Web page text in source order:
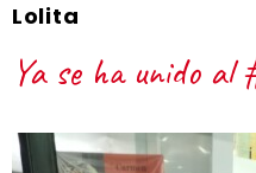
Lolita
Ya se ha unido al